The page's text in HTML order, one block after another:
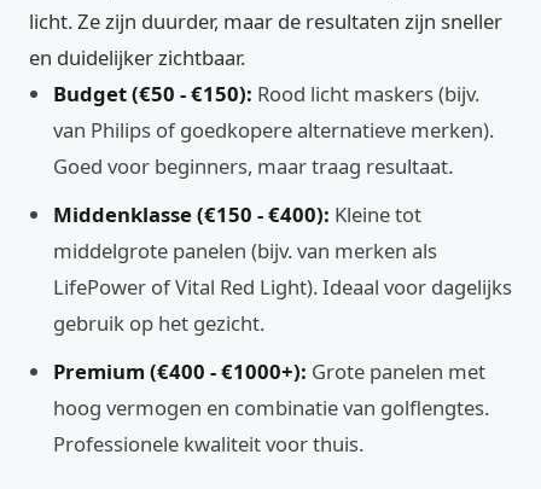
licht. Ze zijn duurder, maar de resultaten zijn sneller
en duidelijker zichtbaar.
Budget (€50 - €150): Rood licht maskers (bijv.
van Philips of goedkopere alternatieve merken).
Goed voor beginners, maar traag resultaat.
Middenklasse (€150 - €400): Kleine tot
middelgrote panelen (bijv. van merken als
LifePower of Vital Red Light). Ideaal voor dagelijks
gebruik op het gezicht.
Premium (€400 - €1000+): Grote panelen met
hoog vermogen en combinatie van golflengtes.
Professionele kwaliteit voor thuis.